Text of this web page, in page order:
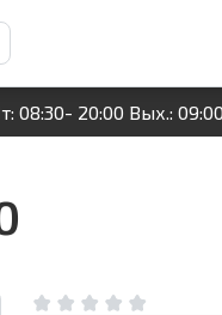
08:30- 20:00 Вых.: